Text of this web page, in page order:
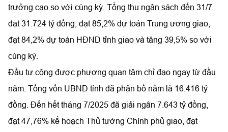
trưởng cao so với cùng kỳ. Tổng thu ngân sách đến 31/7
đạt 31.724 tỷ đồng, đạt 85,2% dự toán Trung ương giao,
đạt 84,2% dự toán HĐND tỉnh giao và tăng 39,5% so với
cùng kỳ.
Đầu tư công được phương quan tâm chỉ đạo ngay từ đầu
năm. Tổng vốn UBND tỉnh đã phân bổ năm là 16.416 tỷ
đồng. Đến hết tháng 7/2025 đã giải ngân 7.643 tỷ đồng,
đạt 47,76% kế hoạch Thủ tướng Chính phủ giao, đạt